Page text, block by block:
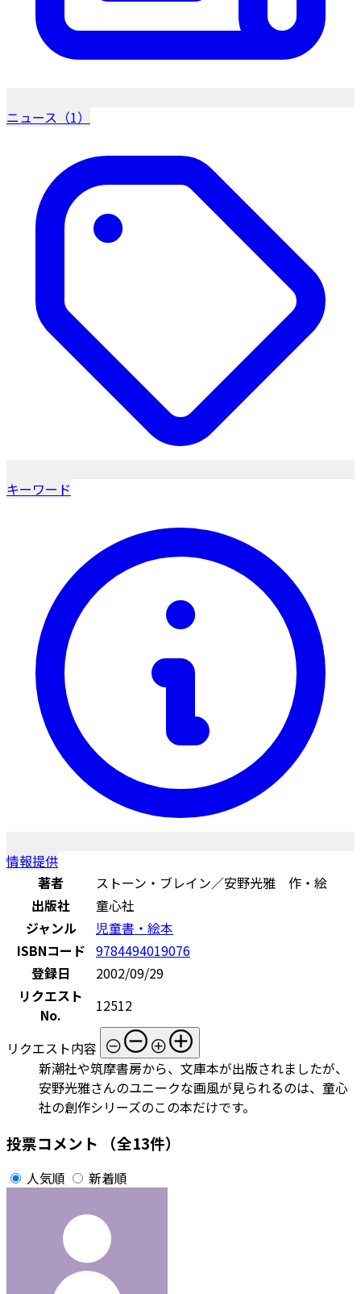
ニュース（1）
キーワード
情報提供
著者
ストーン・ブレイン／安野光雅 作・絵
出版社
童心社
ジャンル
児童書・絵本
ISBNコード 9784494019076
登録日
2002/09/29
リクエスト
No.
12512
リクエスト内容
新潮社や筑摩書房から、文庫本が出版されましたが、
安野光雅さんのユニークな画風が見られるのは、童心
社の創作シリーズのこの本だけです。
投票コメント （全13件）
人気順 新着順